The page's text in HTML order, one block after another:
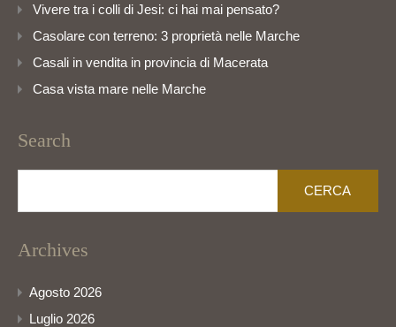
Vivere tra i colli di Jesi: ci hai mai pensato?
Casolare con terreno: 3 proprietà nelle Marche
Casali in vendita in provincia di Macerata
Casa vista mare nelle Marche
Search
Archives
Agosto 2026
Luglio 2026